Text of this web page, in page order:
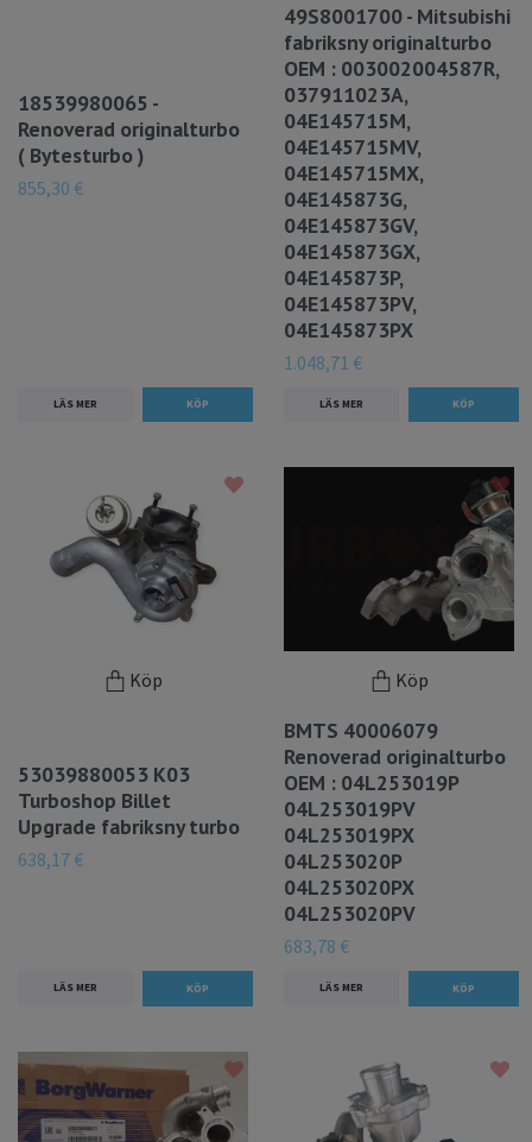
18539980065 -
Renoverad originalturbo
( Bytesturbo )
855,30 €
LÄS MER
49S8001700 - Mitsubishi
fabriksny originalturbo
OEM : 003002004587R,
037911023A,
04E145715M,
04E145715MV,
04E145715MX,
04E145873G,
04E145873GV,
04E145873GX,
04E145873P,
04E145873PV,
04E145873PX
1.048,71 €
LÄS MER
Köp
53039880053 K03
Turboshop Billet
Upgrade fabriksny turbo
638,17 €
LÄS MER
Köp
BMTS 40006079
Renoverad originalturbo
OEM : 04L253019P
04L253019PV
04L253019PX
04L253020P
04L253020PX
04L253020PV
683,78 €
LÄS MER